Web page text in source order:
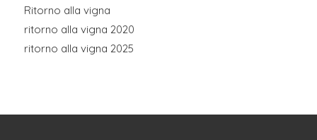
Ritorno alla vigna
ritorno alla vigna 2020
ritorno alla vigna 2025